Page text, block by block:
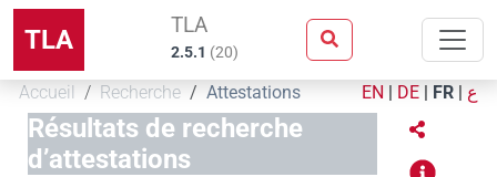
TLA TLA
2.5.1 (20)
Accueil Recherche Attestations EN | DE | FR | ع
Résultats de recherche
d’attestations